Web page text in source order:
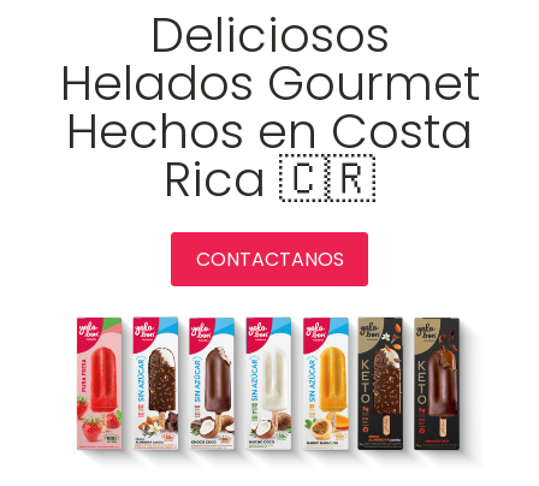
Deliciosos
Helados Gourmet
Hechos en Costa
Rica 🇨🇷
CONTACTANOS